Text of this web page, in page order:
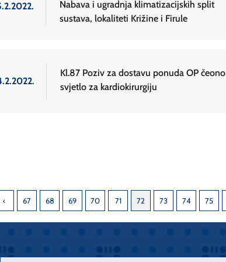
Nabava i ugradnja klimatizacijskih split
sustava, lokaliteti Križine i Firule
Kl.87 Poziv za dostavu ponuda OP čeono
svjetlo za kardiokirurgiju
67 68 69 70 71 72 73 74 75